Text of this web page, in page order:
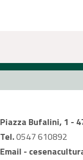
Piazza Bufalini, 1 -
Tel.0547 610892
Email -